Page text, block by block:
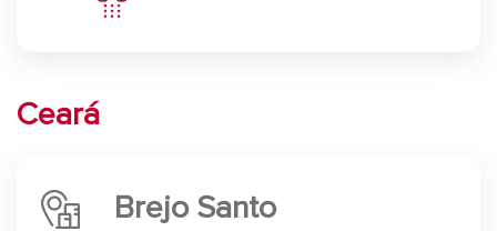
Ceará
Brejo Santo